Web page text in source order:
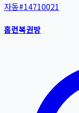
자동#14710021
홈런복권방